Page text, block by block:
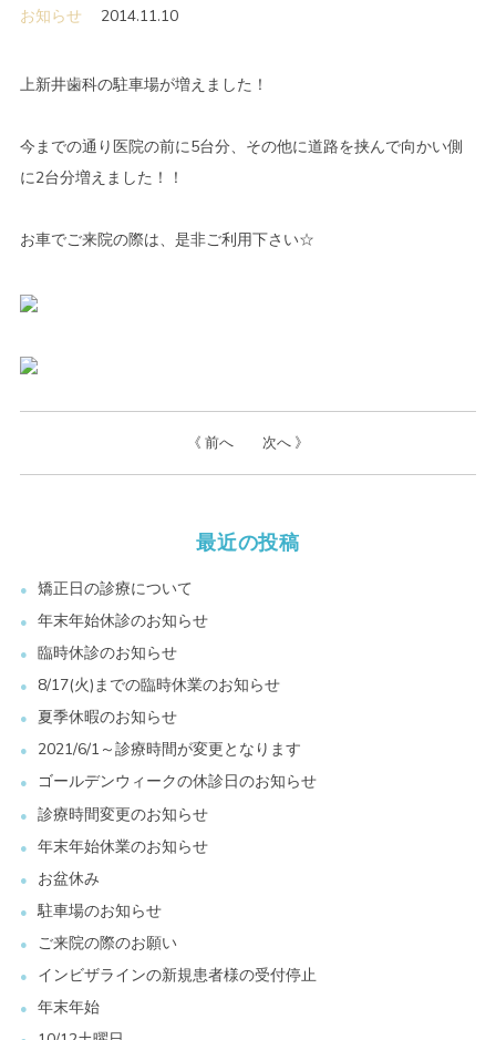
お知らせ 2014.11.10
上新井歯科の駐車場が増えました！
今までの通り医院の前に5台分、その他に道路を挟んで向かい側
に2台分増えました！！
お車でご来院の際は、是非ご利用下さい☆
《 前へ 次へ 》
最近の投稿
矯正日の診療について
年末年始休診のお知らせ
臨時休診のお知らせ
8/17(火)までの臨時休業のお知らせ
夏季休暇のお知らせ
2021/6/1～診療時間が変更となります
ゴールデンウィークの休診日のお知らせ
診療時間変更のお知らせ
年末年始休業のお知らせ
お盆休み
駐車場のお知らせ
ご来院の際のお願い
インビザラインの新規患者様の受付停止
年末年始